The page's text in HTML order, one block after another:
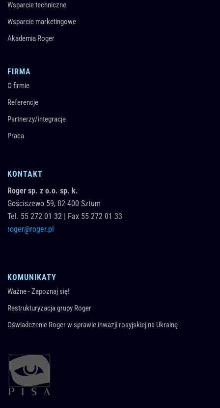
Wsparcie techniczne
Wsparcie marketingowe
Akademia Roger
FIRMA
O firmie
Referencje
Partnerzy/integracje
Praca
KONTAKT
Roger sp. z o.o. sp. k.
Gościszewo 59, 82-400 Sztum
Tel. 55 272 01 32
Fax 55 272 01 33
roger@roger.pl
KOMUNIKATY
Ważne - Zapoznaj się!
Restrukturyzacja grupy Roger
Oświadczenie Roger w sprawie inwazji rosyjskiej na Ukrainę